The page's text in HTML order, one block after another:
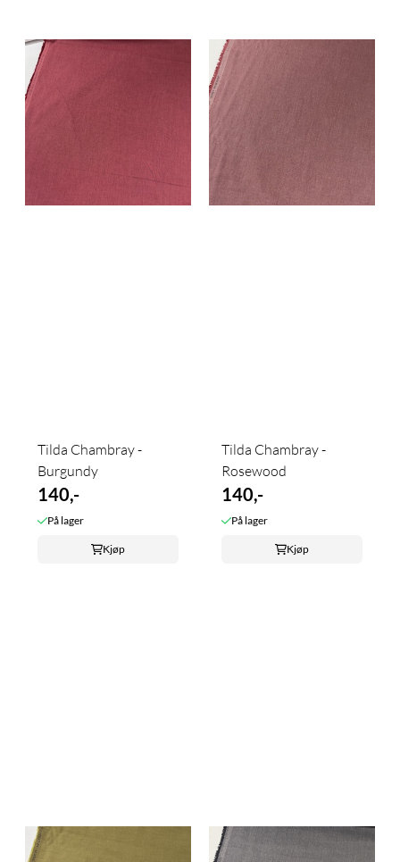
Tilda Chambray -
Burgundy
140,-
På lager
Kjøp
Tilda Chambray -
Rosewood
140,-
På lager
Kjøp